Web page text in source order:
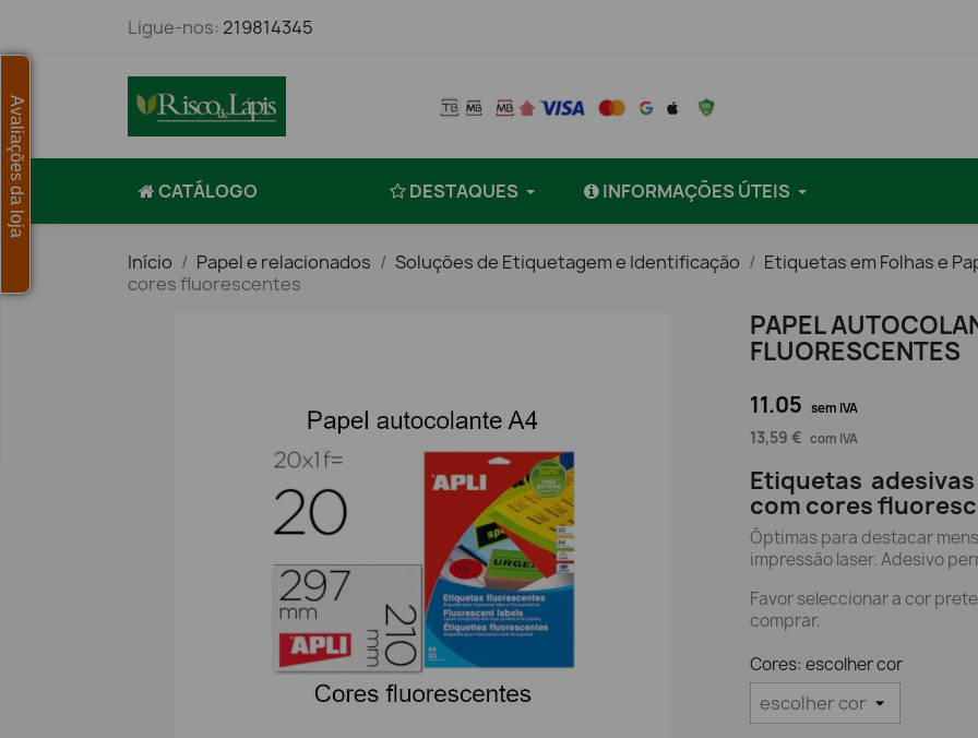
Ligue-nos: 219814345
CATÁLOGO DESTAQUES INFORMAÇÕES ÚTEIS
Início Papel e relacionados Soluções de Etiquetagem e Identificação Etiquetas em Folhas e
cores fluorescentes
PAPEL
FLUORESCENTES
11.05 sem IVA
13,59 € com IVA
Etiquetas
com cores
Óptimas para destacar
impressão laser. Adesivo
Favor seleccionar a cor
comprar.
Cores: escolher cor
Avaliações da loja